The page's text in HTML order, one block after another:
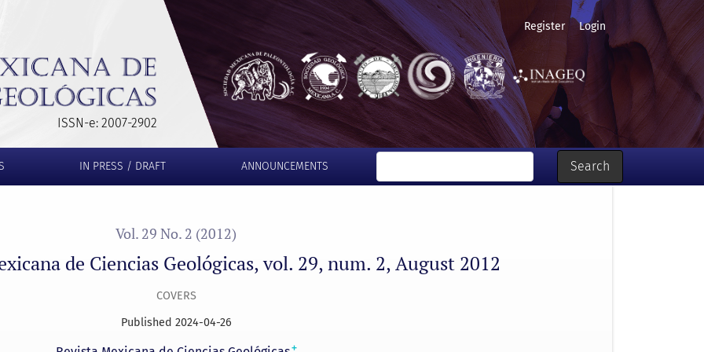
vol. 29, num. 2, August 2012
ISSN-e: 2007-2902
Register Login
IN PRESS / DRAFT ANNOUNCEMENTS Search
Vol. 29 No. 2 (2012)
de Ciencias Geológicas, vol. 29, num. 2, August 2012
COVERS
Published 2024-04-26
+